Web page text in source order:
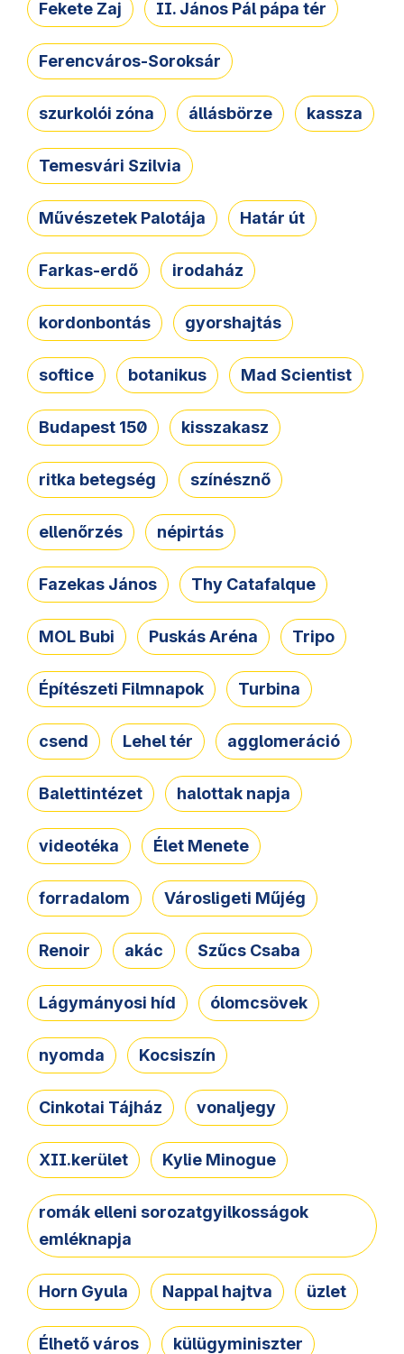
Fekete Zaj II. János Pál pápa tér
Ferencváros-Soroksár
szurkolói zóna állásbörze kassza
Temesvári Szilvia
Művészetek Palotája Határ út
Farkas-erdő irodaház
kordonbontás gyorshajtás
softice botanikus Mad Scientist
Budapest 150 kisszakasz
ritka betegség színésznő
ellenőrzés népirtás
Fazekas János Thy Catafalque
MOL Bubi Puskás Aréna Tripo
Építészeti Filmnapok Turbina
csend Lehel tér agglomeráció
Balettintézet halottak napja
videotéka Élet Menete
forradalom Városligeti Műjég
Renoir akác Szűcs Csaba
Lágymányosi híd ólomcsövek
nyomda Kocsiszín
Cinkotai Tájház vonaljegy
XII.kerület Kylie Minogue
romák elleni sorozatgyilkosságok
emléknapja
Horn Gyula Nappal hajtva üzlet
Élhető város külügyminiszter